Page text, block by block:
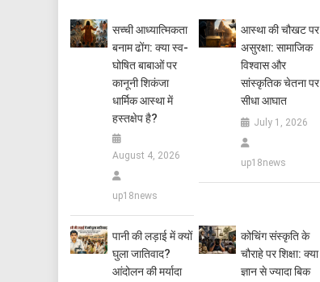
सच्ची आध्यात्मिकता
बनाम ढोंग: क्या स्व-
घोषित बाबाओं पर
कानूनी शिकंजा
धार्मिक आस्था में
हस्तक्षेप है?
August 4, 2026
up18news
आस्था की चौखट पर
असुरक्षा: सामाजिक
विश्वास और
सांस्कृतिक चेतना पर
सीधा आघात
July 1, 2026
up18news
पानी की लड़ाई में क्यों
घुला जातिवाद?
आंदोलन की मर्यादा
कोचिंग संस्कृति के
चौराहे पर शिक्षा: क्या
ज्ञान से ज्यादा बिक